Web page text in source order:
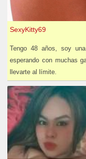
SexyKitty69
Tengo 48 años, soy
esperando con muchas
llevarte al límite.